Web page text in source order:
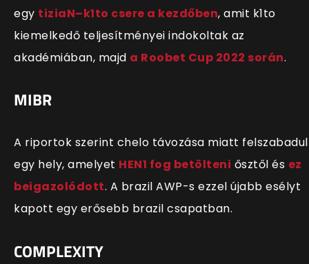
egy tiziaN–k1to csere a kezdőben, amit k1to
kiemelkedő teljesítményei indokoltak az
akadémiában, majd a Roobet Cup 2022 során.
MIBR
A riportok szerint chelo távozása miatt
egy hely, amelyet HEN1 fog betölteni ősztől és ez
beigazolódott. A brazil AWP-s ezzel újabb esélyt
kapott egy erősebb brazil csapatban.
COMPLEXITY